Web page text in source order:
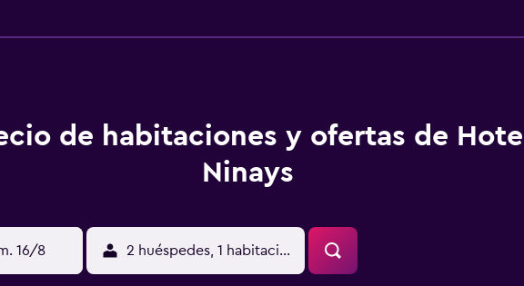
de habitaciones y ofertas de Hotel
Ninays
16/8 2 huéspedes, 1 habitación